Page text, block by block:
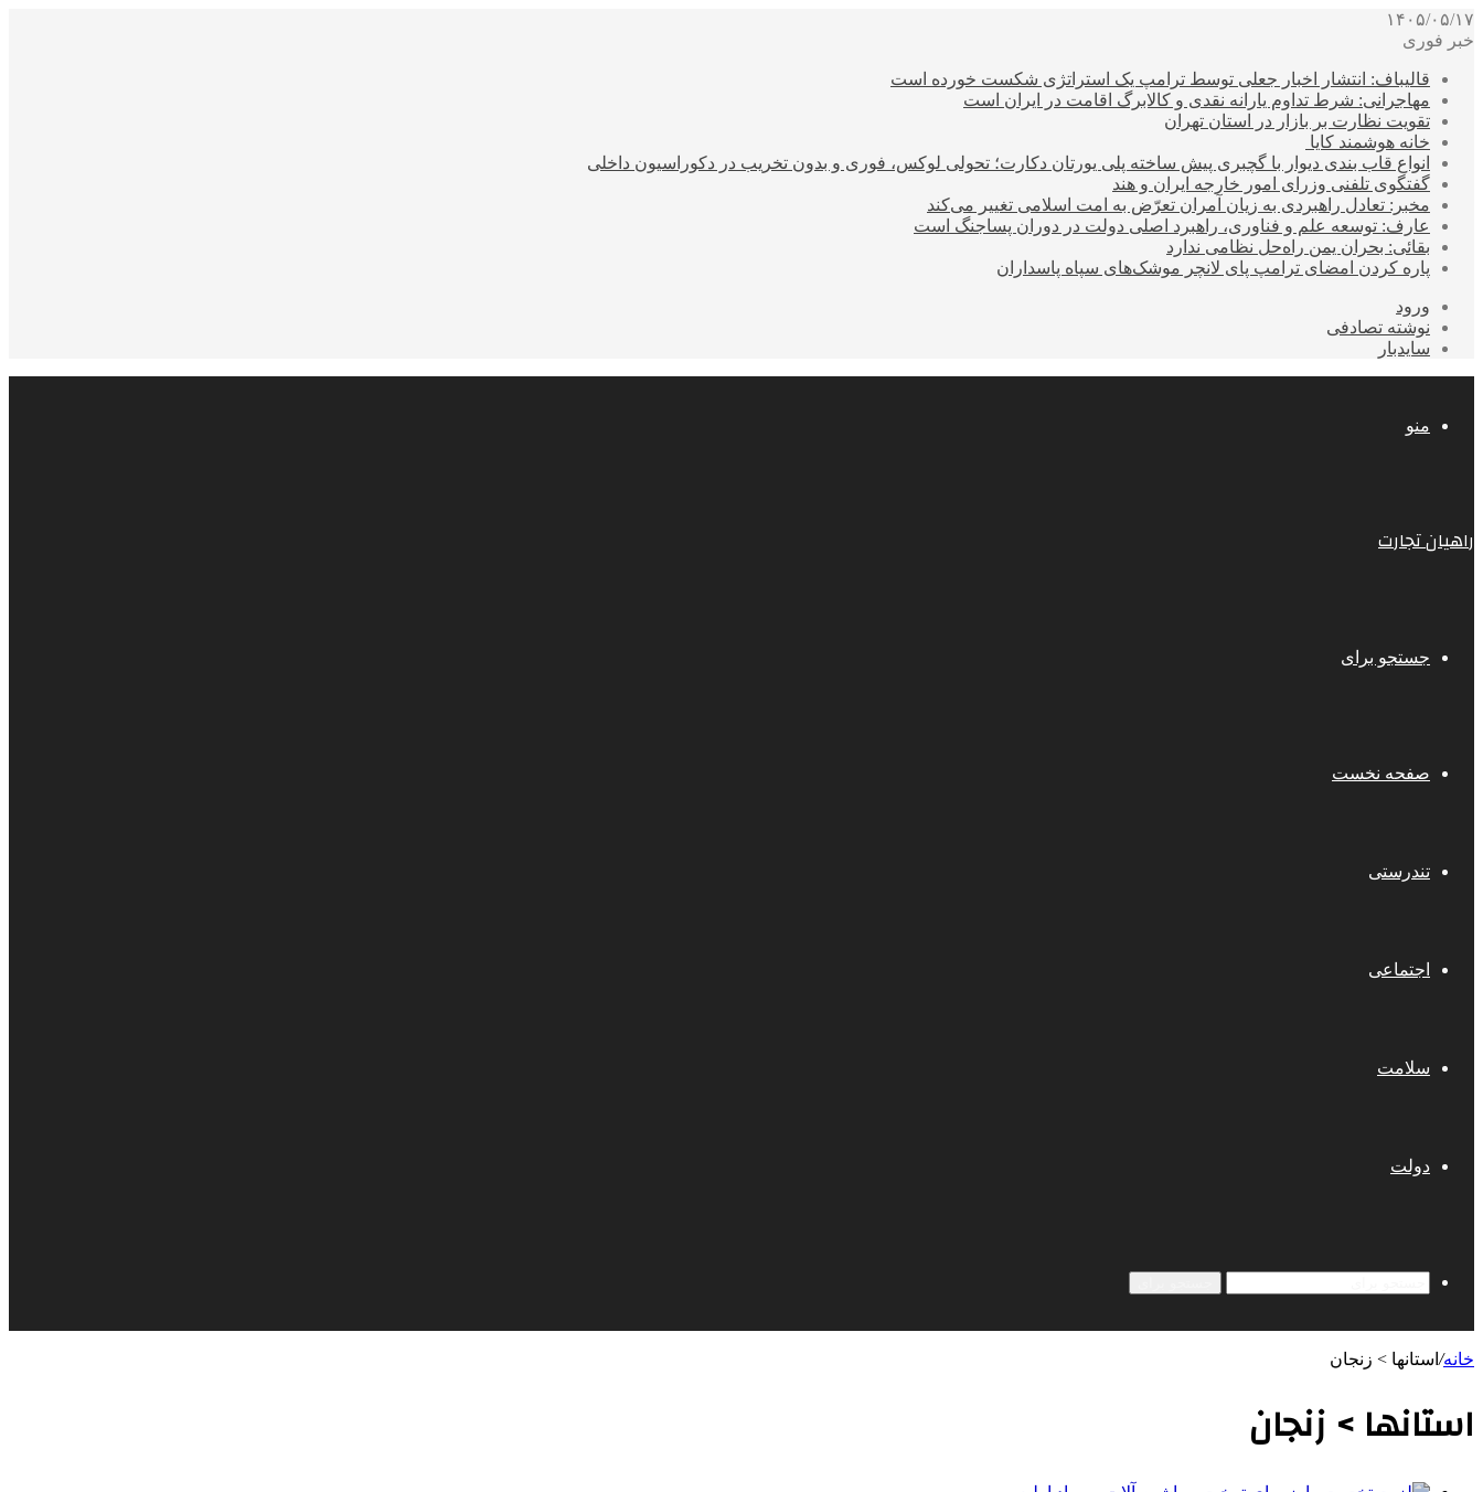
۱۴۰۵/۰۵/۱۷
خبر فوری
قالیباف: انتشار اخبار جعلی توسط ترامپ یک استراتژی شکست خورده است
مهاجرانی: شرط تداوم یارانه نقدی و کالابرگ اقامت در ایران است
تقویت نظارت بر بازار در استان تهران
خانه هوشمند کایا
انواع قاب بندی دیوار با گچبری پیش ساخته پلی یورتان دکارت؛ تحولی لوکس، فوری و بدون تخریب در دکوراسیون داخلی
گفتگوی تلفنی وزرای امور خارجه ایران و هند
مخبر: تعادل راهبردی به زیان آمران تعرّض به امت اسلامی تغییر می‌کند
عارف: توسعه علم و فناوری، راهبرد اصلی دولت در دوران پساجنگ است
بقائی: بحران یمن راه‌حل نظامی ندارد
پاره کردن امضای ترامپ پای لانچر موشک‌های سپاه پاسداران
ورود
نوشته تصادفی
سایدبار
منو
راهیان تجارت
جستجو برای
صفحه نخست
تندرستی
اجتماعی
سلامت
دولت
خانه/ استانها > زنجان
استانها > زنجان